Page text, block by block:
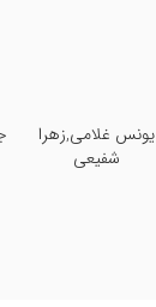
یونس غلامی,زهرا
شفیعی